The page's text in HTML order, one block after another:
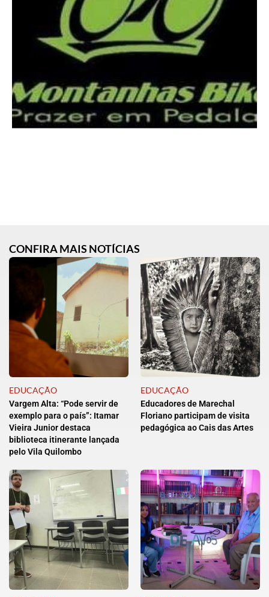
CONFIRA MAIS NOTÍCIAS
EDUCAÇÃO
Vargem Alta: “Pode servir de
exemplo para o país”: Itamar
Vieira Junior destaca
biblioteca itinerante lançada
pelo Vila Quilombo
EDUCAÇÃO
Educadores de Marechal
Floriano participam de visita
pedagógica ao Cais das Artes